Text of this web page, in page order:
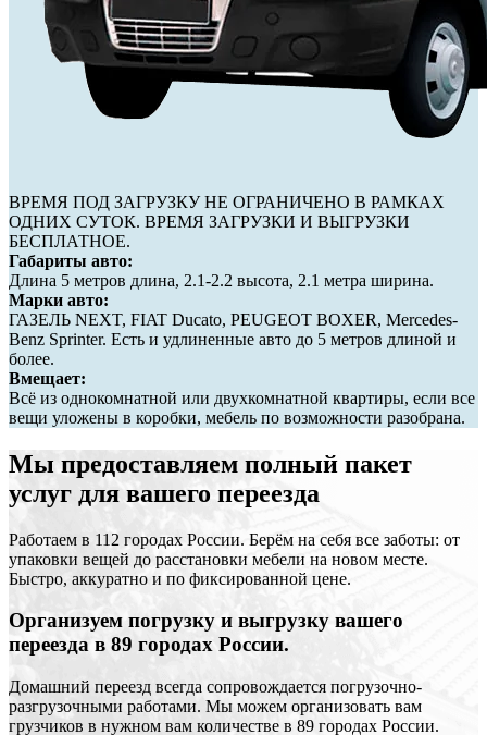
ВРЕМЯ ПОД ЗАГРУЗКУ НЕ ОГРАНИЧЕНО В РАМКАХ
ОДНИХ СУТОК. ВРЕМЯ ЗАГРУЗКИ И ВЫГРУЗКИ
БЕСПЛАТНОЕ.
Габариты авто:
Длина 5 метров длина, 2.1-2.2 высота, 2.1 метра ширина.
Марки авто:
ГАЗЕЛЬ NEXT, FIAT Ducato, PEUGEOT BOXER, Mercedes-
Benz Sprinter. Есть и удлиненные авто до 5 метров длиной и
более.
Вмещает:
Всё из однокомнатной или двухкомнатной квартиры, если все
вещи уложены в коробки, мебель по возможности разобрана.
Мы предоставляем полный пакет
услуг для вашего переезда
Работаем в 112 городах России. Берём на себя все заботы: от
упаковки вещей до расстановки мебели на новом месте.
Быстро, аккуратно и по фиксированной цене.
Организуем погрузку и выгрузку вашего
переезда в 89 городах России.
Домашний переезд всегда сопровождается погрузочно-
разгрузочными работами. Мы можем организовать вам
грузчиков в нужном вам количестве в 89 городах России.